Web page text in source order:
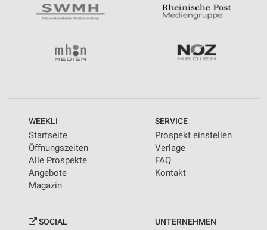
WEEKLI
Startseite
Öffnungszeiten
Alle Prospekte
Angebote
Magazin
SERVICE
Prospekt einstellen
Verlage
FAQ
Kontakt
SOCIAL UNTERNEHMEN